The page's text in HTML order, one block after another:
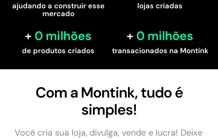
ajudando a construir esse
mercado
lojas criadas
de produtos criados
0 milhões
transacionados na Montink
0 milhões
Com a Montink, tudo é
simples!
Você cria sua loja, divulga, vende e lucra! Deixe